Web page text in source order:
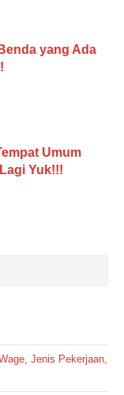
yang Ada
Umum
Yuk!!!
Jenis Pekerjaan,